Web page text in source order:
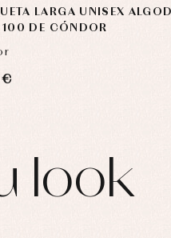
LARGA UNISEX
DE CÓNDOR
€
look